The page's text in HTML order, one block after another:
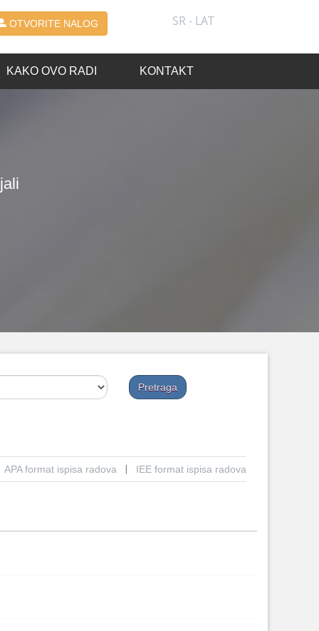
OTVORITE NALOG SR - LAT
KAKO OVO RADI KONTAKT
APA format ispisa radova IEE format ispisa radova